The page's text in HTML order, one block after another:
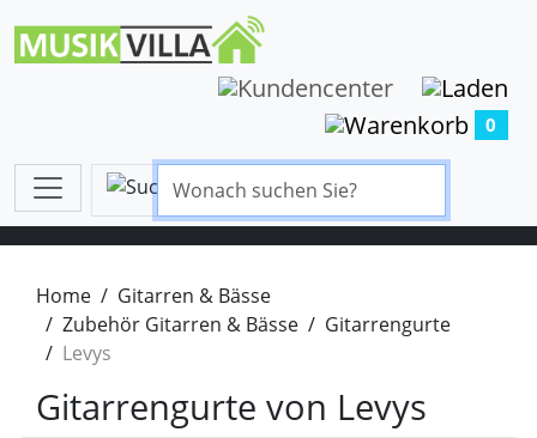
0
Home
Gitarren & Bässe
Zubehör Gitarren & Bässe
Gitarrengurte
Levys
Gitarrengurte von Levys